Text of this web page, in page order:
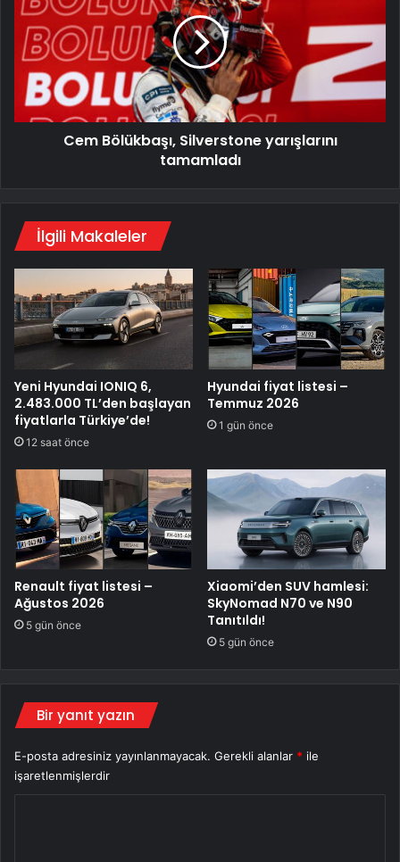
Silverstone
yarışlarını
tamamladı
Cem Bölükbaşı, Silverstone yarışlarını
tamamladı
İlgili Makaleler
Yeni Hyundai IONIQ 6,
2.483.000 TL’den başlayan
fiyatlarla Türkiye’de!
12 saat önce
Hyundai fiyat listesi –
Temmuz 2026
1 gün önce
Renault fiyat listesi –
Ağustos 2026
5 gün önce
Xiaomi’den SUV hamlesi:
SkyNomad N70 ve N90
Tanıtıldı!
5 gün önce
Bir yanıt yazın
E-posta adresiniz yayınlanmayacak. Gerekli alanlar * ile
işaretlenmişlerdir